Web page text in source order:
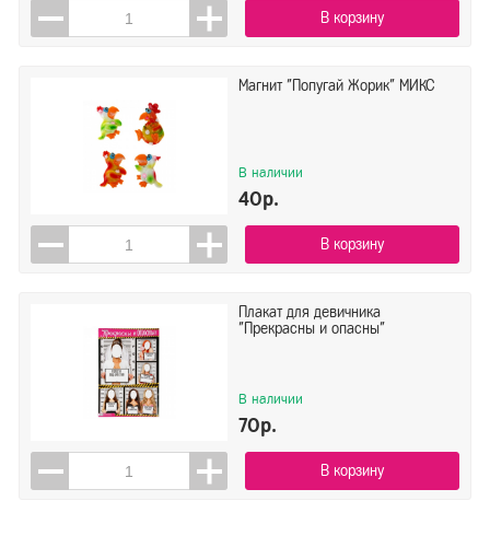
В корзину
Магнит "Попугай Жорик" МИКС
В наличии
40р.
В корзину
Плакат для девичника
"Прекрасны и опасны"
В наличии
70р.
В корзину